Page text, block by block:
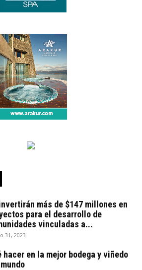
más de $147 millones en
para el desarrollo de
vinculadas a...
31, 2023
hacer en la mejor bodega y viñedo